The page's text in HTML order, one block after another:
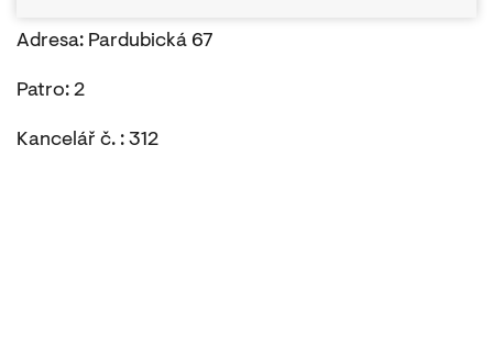
Adresa: Pardubická 67
Patro: 2
Kancelář č. : 312